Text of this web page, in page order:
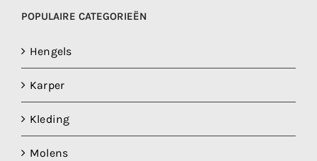
POPULAIRE CATEGORIEËN
Hengels
Karper
Kleding
Molens